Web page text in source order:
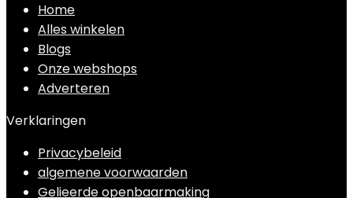
Home
Alles winkelen
Blogs
Onze webshops
Adverteren
Verklaringen
Privacybeleid
algemene voorwaarden
Gelieerde openbaarmaking